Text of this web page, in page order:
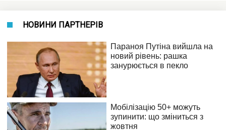
НОВИНИ ПАРТНЕРІВ